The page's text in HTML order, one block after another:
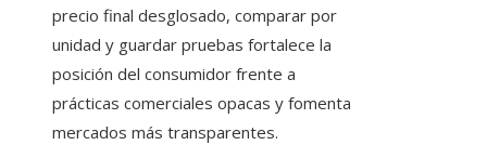
precio final desglosado, comparar por
unidad y guardar pruebas fortalece la
posición del consumidor frente a
prácticas comerciales opacas y fomenta
mercados más transparentes.